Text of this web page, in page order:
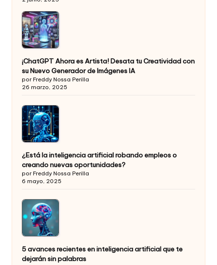
¡ChatGPT Ahora es Artista! Desata tu Creatividad con
su Nuevo Generador de Imágenes IA
por Freddy Nossa Perilla
26 marzo, 2025
¿Está la inteligencia artificial robando empleos o
creando nuevas oportunidades?
por Freddy Nossa Perilla
6 mayo, 2025
5 avances recientes en inteligencia artificial que te
dejarán sin palabras